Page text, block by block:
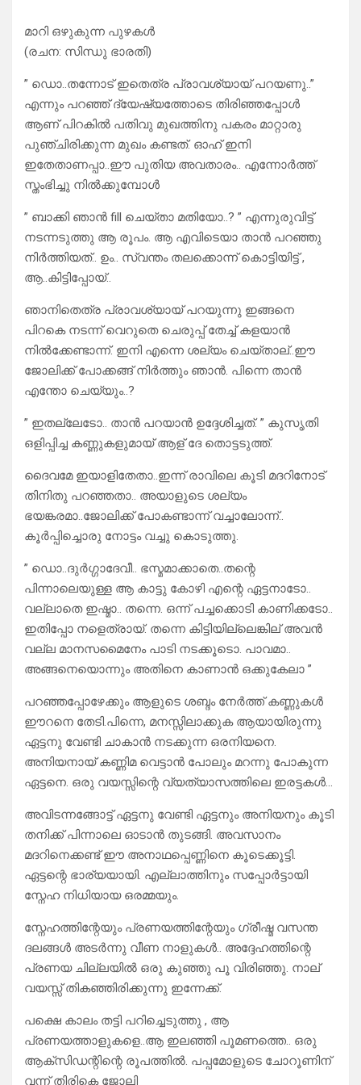
മാറി ഒഴുകുന്ന പുഴകൾ
(രചന: സിന്ധു ഭാരതി)
” ഡൊ..തന്നോട് ഇതെത്ര പ്രാവശ്യായ് പറയണു..”
എന്നും പറഞ്ഞ് ദ്യേഷ്യത്തോടെ തിരിഞ്ഞപ്പോൾ
ആണ് പിറകിൽ പതിവു മുഖത്തിനു പകരം മാറ്റാരു
പുഞ്ചിരിക്കുന്ന മുഖം കണ്ടത്. ഓഹ് ഇനി
ഇതേതാണപ്പാ..ഈ പുതിയ അവതാരം.. എന്നോർത്ത്
സ്തംഭിച്ചു നിൽക്കുമ്പോൾ
” ബാക്കി ഞാൻ fill ചെയ്താ മതിയോ..? ” എന്നുരുവിട്ട്
നടന്നടുത്തു ആ രൂപം. ആ എവിടെയാ താൻ പറഞ്ഞു
നിർത്തിയത്.. ഉം.. സ്വന്തം തലക്കൊന്ന് കൊട്ടിയിട്ട് ,
ആ..കിട്ടിപ്പോയ്..
ഞാനിതെത്ര പ്രാവശ്യായ് പറയുന്നു ഇങ്ങനെ
പിറകെ നടന്ന് വെറുതെ ചെരുപ്പ് തേച്ച് കളയാൻ
നിൽക്കേണ്ടാന്ന്. ഇനി എന്നെ ശല്യം ചെയ്താല്..ഈ
ജോലിക്ക് പോക്കങ്ങ് നിർത്തും ഞാൻ. പിന്നെ താൻ
എന്തോ ചെയ്യും..?
” ഇതല്ലേടോ.. താൻ പറയാൻ ഉദ്ദേശിച്ചത്. ” കുസൃതി
ഒളിപ്പിച്ച കണ്ണുകളുമായ് ആള് ദേ തൊട്ടടുത്ത്.
ദൈവമേ ഇയാളിതേതാ..ഇന്ന് രാവിലെ കൂടി മദറിനോട്
തിനിതു പറഞ്ഞതാ.. അയാളുടെ ശല്യം
ഭയങ്കരമാ..ജോലിക്ക് പോകണ്ടാന്ന് വച്ചാലോന്ന്..
കൂർപ്പിച്ചൊരു നോട്ടം വച്ചു കൊടുത്തു.
” ഡൊ..ദുർഗ്ഗാദേവീ.. ഭസ്മമാക്കാതെ..തന്റെ
പിന്നാലെയുള്ള ആ കാട്ടു കോഴി എന്റെ ഏട്ടനാടോ..
വല്ലാതെ ഇഷ്മാ.. തന്നെ. ഒന്ന് പച്ചക്കൊടി കാണിക്കടോ..
ഇതിപ്പോ നളെത്രായ്. തന്നെ കിട്ടിയില്ലെങ്കില് അവൻ
വല്ല മാനസമൈനേം പാടി നടക്കൂടൊ. പാവമാ..
അങ്ങനെയൊന്നും അതിനെ കാണാൻ ഒക്കുകേലാ ”
പറഞ്ഞപ്പോഴേക്കും ആളുടെ ശബ്ദം നേർത്ത് കണ്ണുകൾ
ഈറനെ തേടി.പിന്നെ, മനസ്സിലാക്കുക ആയായിരുന്നു
ഏട്ടനു വേണ്ടി ചാകാൻ നടക്കുന്ന ഒരനിയനെ.
അനിയനായ് കണ്ണിമ വെട്ടാൻ പോലും മറന്നു പോകുന്ന
ഏട്ടനെ. ഒരു വയസ്സിന്റെ വ്യത്യാസത്തിലെ ഇരട്ടകൾ…
അവിടന്നങ്ങോട്ട് ഏട്ടനു വേണ്ടി ഏട്ടനും അനിയനും കൂടി
തനിക്ക് പിന്നാലെ ഓടാൻ തുടങ്ങി. അവസാനം
മദറിനെക്കണ്ട് ഈ അനാഥപ്പെണ്ണിനെ കൂടെക്കൂട്ടി.
ഏട്ടന്റെ ഭാര്യയായി. എല്ലാത്തിനും സപ്പോർട്ടായി
സ്നേഹ നിധിയായ ഒരമ്മയും.
സ്നേഹത്തിന്റേയും പ്രണയത്തിന്റേയും ഗ്രീഷ്മ വസന്ത
ദലങ്ങൾ അടർന്നു വീണ നാളുകൾ.. അദ്ദേഹത്തിന്റെ
പ്രണയ ചില്ലയിൽ ഒരു കുഞ്ഞു പൂ വിരിഞ്ഞു. നാല്
വയസ്സ് തികഞ്ഞിരിക്കുന്നു ഇന്നേക്ക്.
പക്ഷെ കാലം തട്ടി പറിച്ചെടുത്തു , ആ
പ്രണയത്താളുകളെ..ആ ഇലഞ്ഞി പൂമണത്തെ.. ഒരു
ആക്സിഡന്റിന്റെ രൂപത്തിൽ. പപ്പമോളുടെ ചോറൂണിന്
വന്ന് തിരികെ ജോലി